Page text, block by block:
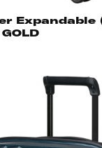
Expandable